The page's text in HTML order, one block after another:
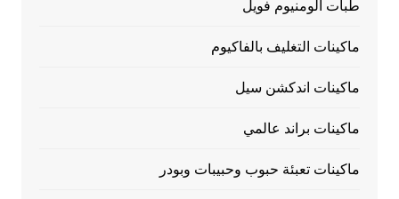
طبات الومنيوم فويل
ماكينات التغليف بالفاكيوم
ماكينات اندكشن سيل
ماكينات براند عالمي
ماكينات تعبئة حبوب وحبيبات وبودر